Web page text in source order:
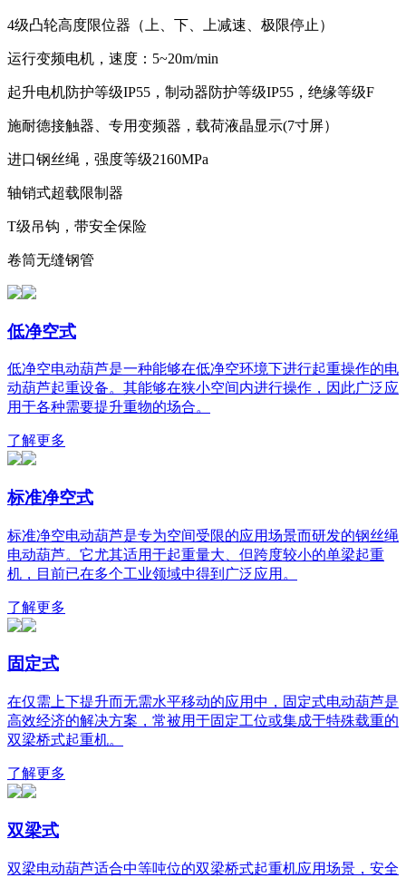
4级凸轮高度限位器（上、下、上减速、极限停止）
运行变频电机，速度：5~20m/min
起升电机防护等级IP55，制动器防护等级IP55，绝缘等级F
施耐德接触器、专用变频器，载荷液晶显示(7寸屏）
进口钢丝绳，强度等级2160MPa
轴销式超载限制器
T级吊钩，带安全保险
卷筒无缝钢管
低净空式
低净空电动葫芦是一种能够在低净空环境下进行起重操作的电
动葫芦起重设备。其能够在狭小空间内进行操作，因此广泛应
用于各种需要提升重物的场合。
了解更多
标准净空式
标准净空电动葫芦是专为空间受限的应用场景而研发的钢丝绳
电动葫芦。它尤其适用于起重量大、但跨度较小的单梁起重
机，目前已在多个工业领域中得到广泛应用。
了解更多
固定式
在仅需上下提升而无需水平移动的应用中，固定式电动葫芦是
高效经济的解决方案，常被用于固定工位或集成于特殊载重的
双梁桥式起重机。
了解更多
双梁式
双梁电动葫芦适合中等吨位的双梁桥式起重机应用场景，安全